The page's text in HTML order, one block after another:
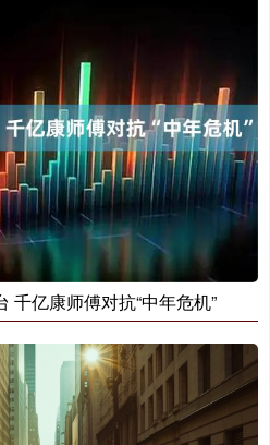
千亿康师傅对抗“中年危机”